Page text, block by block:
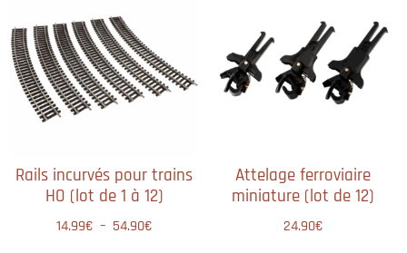
Rails incurvés pour trains
HO (lot de 1 à 12)
14.99€ – 54.90€
Attelage ferroviaire
miniature (lot de 12)
24.90€